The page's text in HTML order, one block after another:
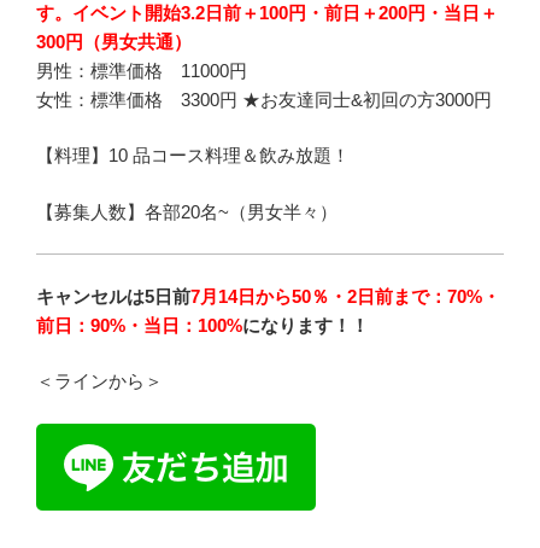
す。イベント開始3.2日前＋100円 ・前日＋200円 ・当日＋
300円（男女共通）
男性：標準価格 11000円
女性：標準価格 3300円 ★お友達同士&初回の方3000円
【料理】10 品コース料理＆飲み放題！
【募集人数】各部20名~（男女半々）
キャンセルは5日前7月14日から50％・2日前まで：70%・
前日：90%・当日：100%になります！！
＜ラインから＞